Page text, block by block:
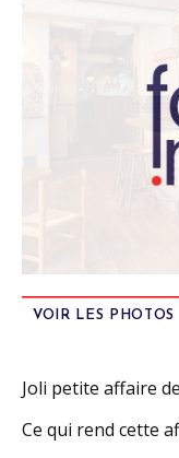
VOIR LES PHOTOS
Joli petite affaire
Ce qui rend cette